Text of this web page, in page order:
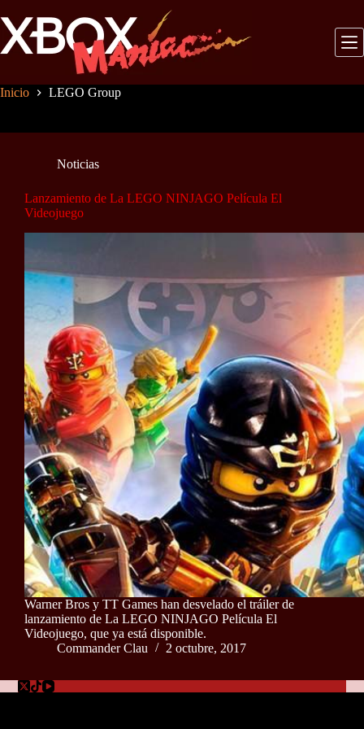
al
contenido
Inicio LEGO Group
Noticias
Lanzamiento de La LEGO NINJAGO Película El
Videojuego
Warner Bros y TT Games han desvelado el tráiler de
lanzamiento de La LEGO NINJAGO Película El
Videojuego, que ya está disponible.
Commander Clau
2 octubre, 2017